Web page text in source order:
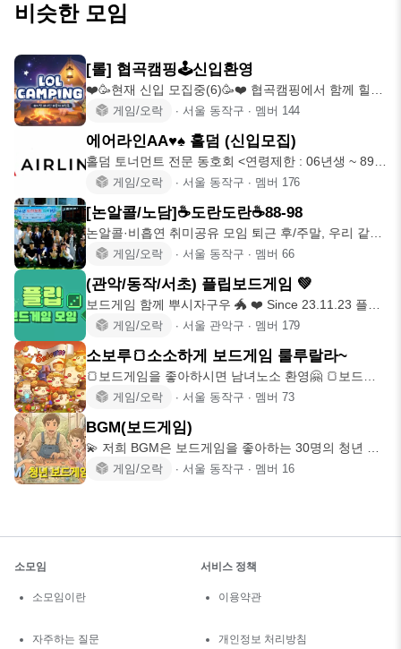
비슷한 모임
[롤] 협곡캠핑🕹️신입환영
❤️🥳현재 신입 모집중(6)🥳❤️ 협곡캠핑에서 함께 힐링
해보세요! ❗️❗
게임/오락 ∙ 서울 동작구 ∙ 멤버 144
에어라인AA♥️♠️ 홀덤 (신입모집)
홀덤 토너먼트 전문 동호회 <연령제한 : 06년생 ~ 89년
생> 🚫홀덤
게임/오락 ∙ 서울 동작구 ∙ 멤버 176
[논알콜/노담]☕도란도란☕88-98
논알콜·비흡연 취미공유 모임 퇴근 후/주말, 우리 같이
즐거운 시간을 만
게임/오락 ∙ 서울 동작구 ∙ 멤버 66
(관악/동작/서초) 플립보드게임 💚
보드게임 함께 뿌시자구우 🐲 ❤️ Since 23.11.23 플립
보드게임게임/오락 ∙ 서울 관악구 ∙ 멤버 179
소보루🍞소소하게 보드게임 룰루랄라~
🍞보드게임을 좋아하시면 남녀노소 환영🤗 🍞보드게
임 외에도 다양한 취미활동
게임/오락 ∙ 서울 동작구 ∙ 멤버 73
BGM(보드게임)
💫 저희 BGM은 보드게임을 좋아하는 30명의 청년 소
수로 롱런하며 친해
게임/오락 ∙ 서울 동작구 ∙ 멤버 16
소모임
소모임이란
자주하는 질문
서비스 정책
이용약관
개인정보 처리방침